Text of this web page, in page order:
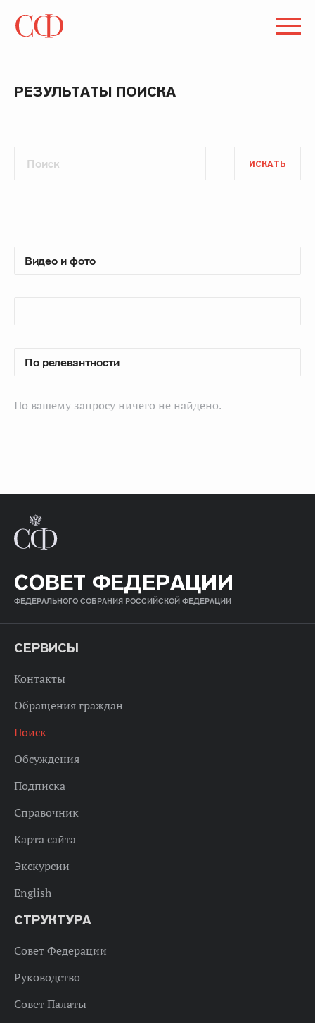
РЕЗУЛЬТАТЫ ПОИСКА
ИСКАТЬ
По вашему запросу ничего не найдено.
СОВЕТ ФЕДЕРАЦИИ
ФЕДЕРАЛЬНОГО СОБРАНИЯ РОССИЙСКОЙ ФЕДЕРАЦИИ
СЕРВИСЫ
Контакты
Обращения граждан
Поиск
Обсуждения
Подписка
Справочник
Карта сайта
Экскурсии
English
СТРУКТУРА
Совет Федерации
Руководство
Совет Палаты